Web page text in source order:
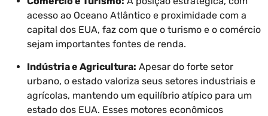
acesso ao Oceano Atlântico e proximidade com a
capital dos EUA, faz com que o turismo e o comércio
sejam importantes fontes de renda.
Indústria e Agricultura: Apesar do forte setor
urbano, o estado valoriza seus setores industriais e
agrícolas, mantendo um equilíbrio atípico para um
estado dos EUA. Esses motores econômicos